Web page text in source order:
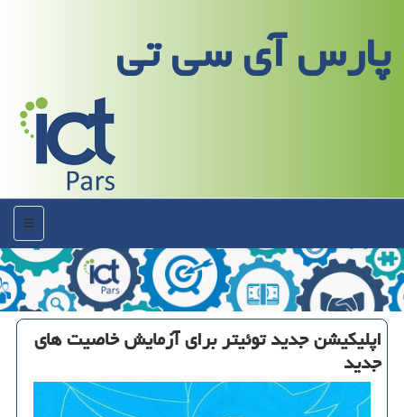
پارس آی سی تی
منو
اپلیكیشن جدید توئیتر برای آزمایش خاصیت های
جدید